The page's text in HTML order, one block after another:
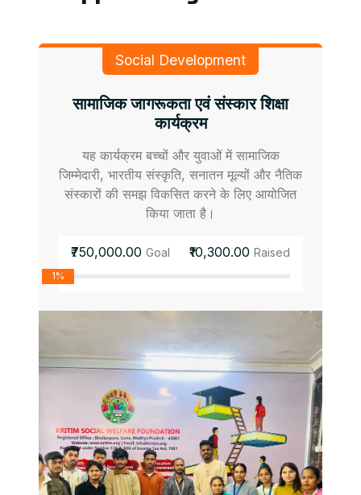
Social Development
सामाजिक जागरूकता एवं संस्कार शिक्षा
कार्यक्रम
यह कार्यक्रम बच्चों और युवाओं में सामाजिक
जिम्मेदारी, भारतीय संस्कृति, सनातन मूल्यों और नैतिक
संस्कारों की समझ विकसित करने के लिए आयोजित
किया जाता है।
₹750,000.00 Goal ₹10,300.00 Raised
1%